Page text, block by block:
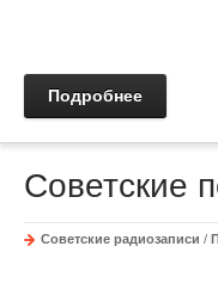
Подробнее
Советские
Советские радиозаписи /